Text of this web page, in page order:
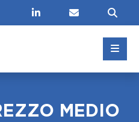
Linkedin Contatti
MEDIO